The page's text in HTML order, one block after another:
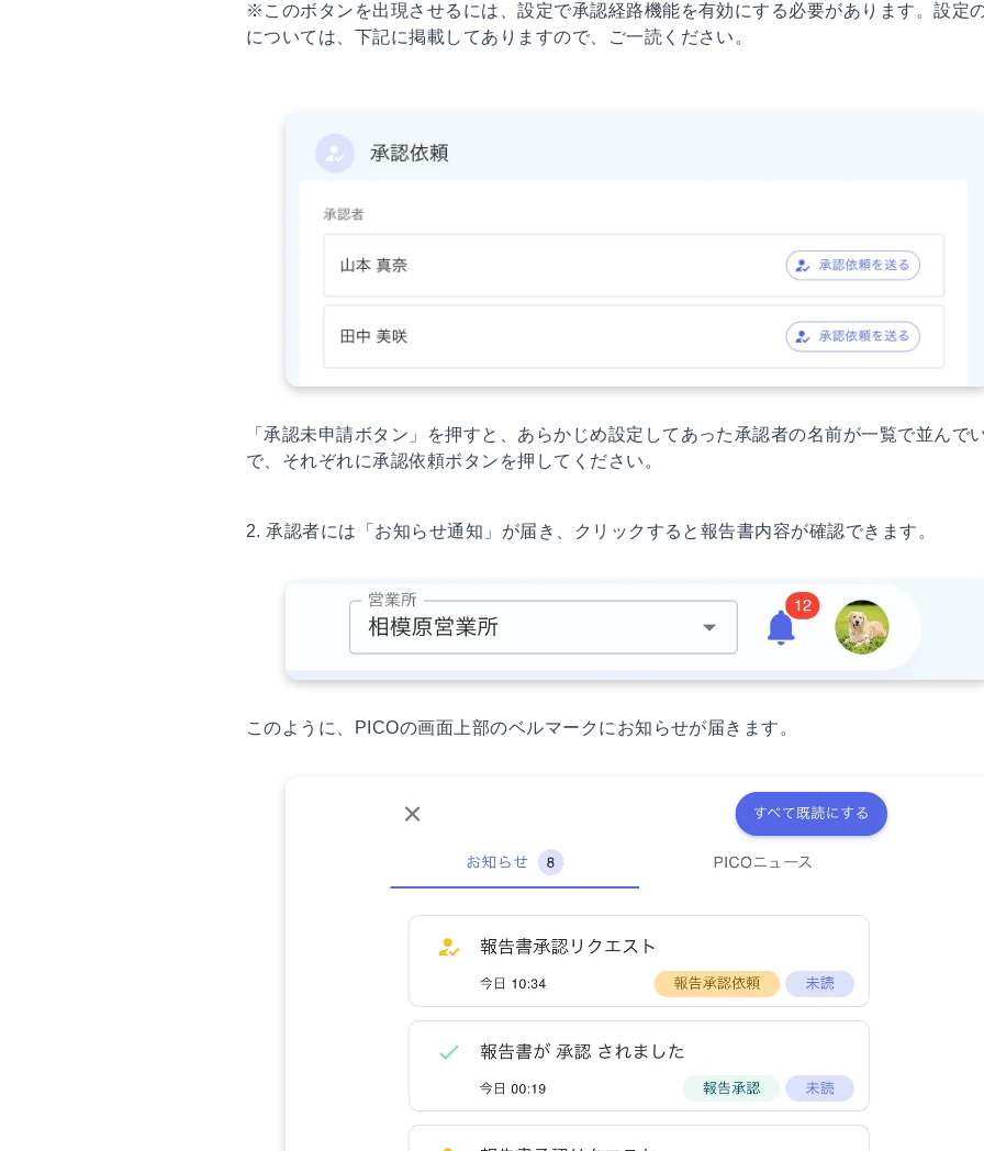
※このボタンを出現させるには、設定で承認経路機能を有効にする必要があります。設定
については、下記に掲載してありますので、ご一読ください。
「承認未申請ボタン」を押すと、あらかじめ設定してあった承認者の名前が一覧で並んで
で、それぞれに承認依頼ボタンを押してください。
2. 承認者には「お知らせ通知」が届き、クリックすると報告書内容が確認できます。
このように、PICOの画面上部のベルマークにお知らせが届きます。